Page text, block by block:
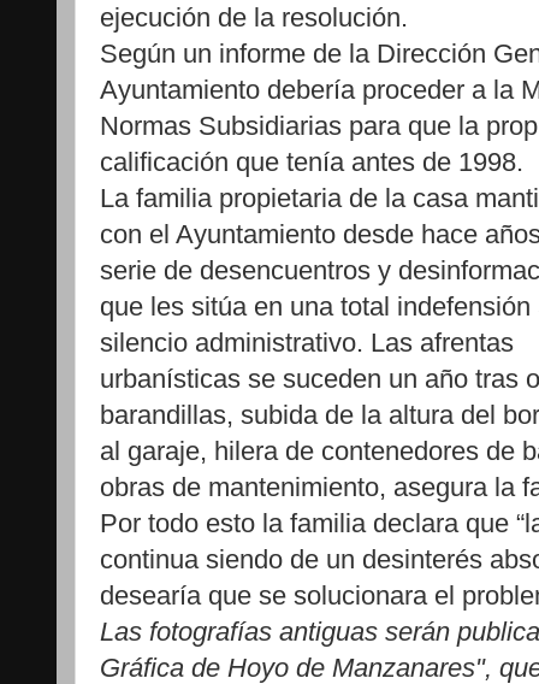
ejecución de la resolución.
Según un informe de la Dirección
Ayuntamiento debería proceder a la
Normas Subsidiarias para que la
calificación que tenía antes de 1998.
La familia propietaria de la casa
con el Ayuntamiento desde hace
serie de desencuentros y
que les sitúa en una total indefensión
silencio administrativo. Las afrentas
urbanísticas se suceden un año tras
barandillas, subida de la altura del
al garaje, hilera de contenedores de
obras de mantenimiento, asegura la
Por todo esto la familia declara que
continua siendo de un desinterés
desearía que se solucionara el
Las fotografías antiguas serán
Gráfica de Hoyo de Manzanares",